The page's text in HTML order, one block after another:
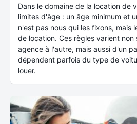
Dans le domaine de la location de
limites d'âge : un âge minimum et
n'est pas nous qui les fixons, mais
de location. Ces règles varient non
agence à l'autre, mais aussi d'un
dépendent parfois du type de
louer.